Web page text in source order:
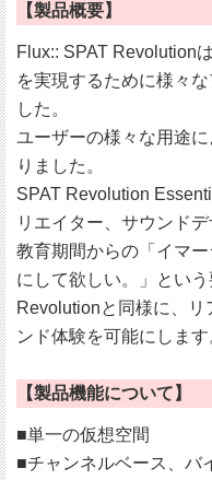
【製品概要】
Flux:: SPAT Revolution
を実現するために様々
した。
ユーザーの様々な用途
りました。
SPAT Revolution
リエイター、サウンド
教育期間からの「イマ
にして欲しい。」とい
Revolutionと同様に、
ンド体験を可能にします
【製品機能について】
■単一の仮想空間
■チャンネルベース、バ